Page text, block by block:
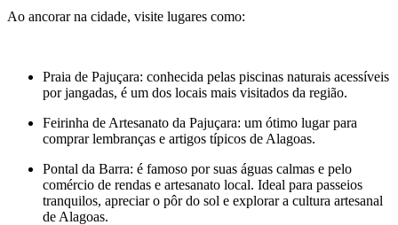
Ao ancorar na cidade, visite lugares como:
Praia de Pajuçara: conhecida pelas piscinas naturais acessíveis
por jangadas, é um dos locais mais visitados da região.
Feirinha de Artesanato da Pajuçara: um ótimo lugar para
comprar lembranças e artigos típicos de Alagoas.
Pontal da Barra: é famoso por suas águas calmas e pelo
comércio de rendas e artesanato local. Ideal para passeios
tranquilos, apreciar o pôr do sol e explorar a cultura artesanal
de Alagoas.